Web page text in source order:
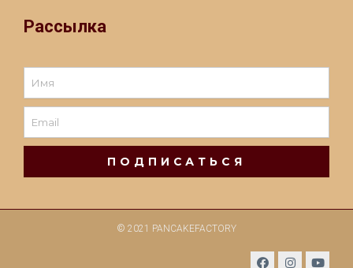
Рассылка
ПОДПИСАТЬСЯ
© 2021 PANCAKEFACTORY